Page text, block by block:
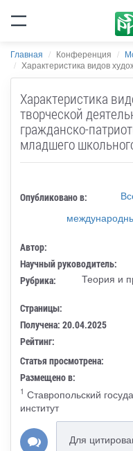
Главная Конференция
Характеристика видов
Характеристика
творческой
гражданско-
младшего
Опубликовано в:
Автор:
Научный руководитель:
Рубрика:
Теория и
Страницы:
Получена: 20.04.2025
Рейтинг:
Статья просмотрена:
Размещено в:
1 Ставропольский
институт
Для